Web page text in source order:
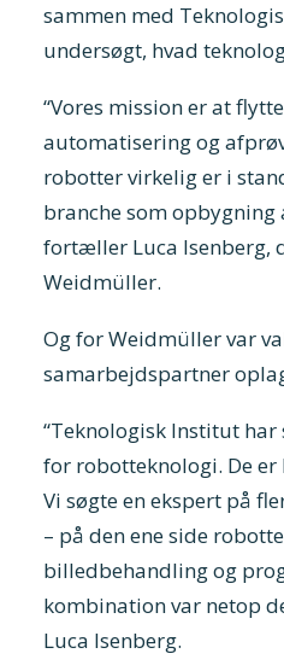
sammen med
undersøgt, hvad
“Vores mission er at
automatisering og
robotter virkelig er i
branche som opbygning
fortæller Luca Isenberg,
Weidmüller.
Og for Weidmüller var
samarbejdspartner
“Teknologisk Institut har
for robotteknologi. De er
Vi søgte en ekspert på
– på den ene side
billedbehandling og
kombination var netop
Luca Isenberg.